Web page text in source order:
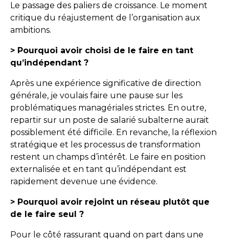
Le passage des paliers de croissance. Le moment
critique du réajustement de l’organisation aux
ambitions.
> Pourquoi avoir choisi de le faire en tant
qu’indépendant ?
Après une expérience significative de direction
générale, je voulais faire une pause sur les
problématiques managériales strictes. En outre,
repartir sur un poste de salarié subalterne aurait
possiblement été difficile. En revanche, la réflexion
stratégique et les processus de transformation
restent un champs d’intérêt. Le faire en position
externalisée et en tant qu’indépendant est
rapidement devenue une évidence.
> Pourquoi avoir rejoint un réseau plutôt que
de le faire seul ?
Pour le côté rassurant quand on part dans une